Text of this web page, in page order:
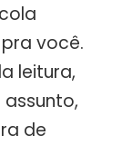
você.
leitura,
de